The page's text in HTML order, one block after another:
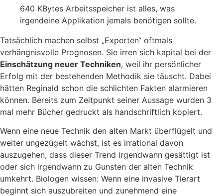
640 KBytes Arbeitsspeicher ist alles, was
irgendeine Applikation jemals benötigen sollte.
Tatsächlich machen selbst „Experten“ oftmals
verhängnisvolle Prognosen. Sie irren sich kapital bei der
Einschätzung neuer Techniken, weil ihr persönlicher
Erfolg mit der bestehenden Methodik sie täuscht. Dabei
hätten Reginald schon die schlichten Fakten alarmieren
können. Bereits zum Zeitpunkt seiner Aussage wurden 3
mal mehr Bücher gedruckt als handschriftlich kopiert.
Wenn eine neue Technik den alten Markt überflügelt und
weiter ungezügelt wächst, ist es irrational davon
auszugehen, dass dieser Trend irgendwann gesättigt ist
oder sich irgendwann zu Gunsten der alten Technik
umkehrt. Biologen wissen: Wenn eine invasive Tierart
beginnt sich auszubreiten und zunehmend eine